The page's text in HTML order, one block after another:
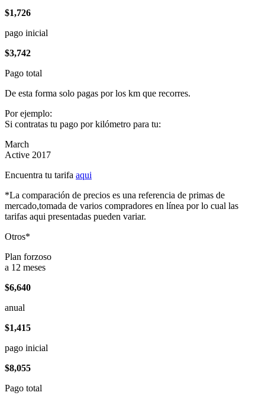
$1,726
pago inicial
$3,742
Pago total
De esta forma solo pagas por los km que recorres.
Por ejemplo:
Si contratas tu pago por kilómetro para tu:
March
Active 2017
Encuentra tu tarifa aqui
*La comparación de precios es una referencia de primas de
mercado,tomada de varios compradores en línea por lo cual las
tarifas aqui presentadas pueden variar.
Otros*
Plan forzoso
a 12 meses
$6,640
anual
$1,415
pago inicial
$8,055
Pago total